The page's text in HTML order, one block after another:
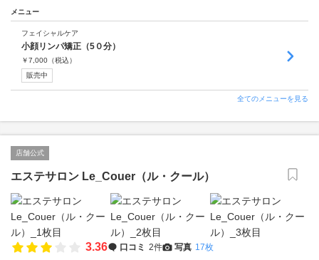
メニュー
フェイシャルケア
小顔リンパ矯正（5０分）
￥7,000 （税込）
販売中
全てのメニューを見る
店舗公式
エステサロン Le_Couer（ル・クール）
3.36 口コミ 2件 写真 17枚